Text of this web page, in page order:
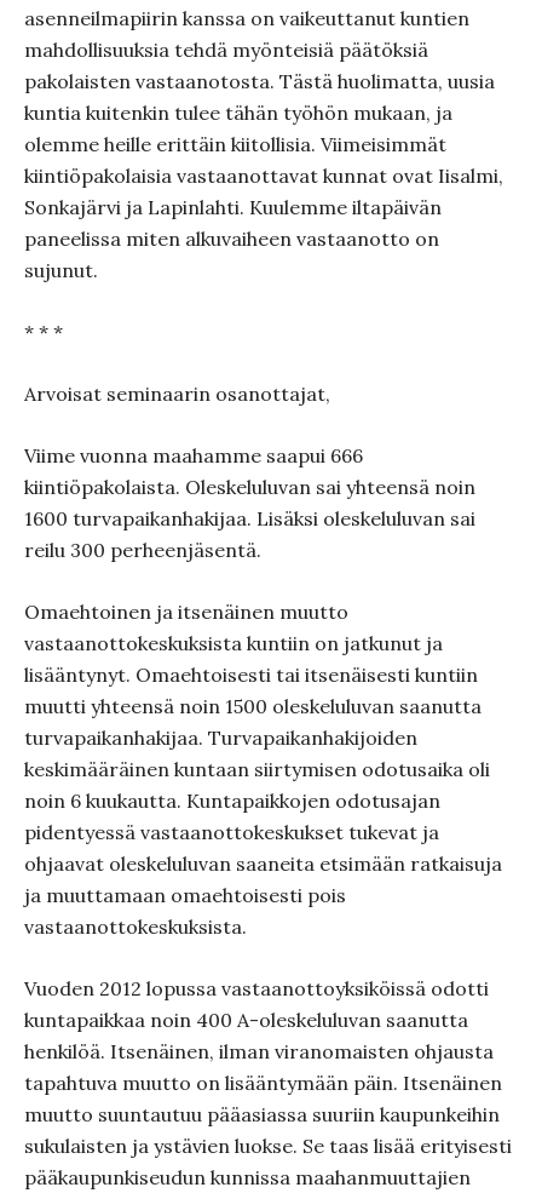
asenneilmapiirin kanssa on vaikeuttanut kuntien
mahdollisuuksia tehdä myönteisiä päätöksiä
pakolaisten vastaanotosta. Tästä huolimatta, uusia
kuntia kuitenkin tulee tähän työhön mukaan, ja
olemme heille erittäin kiitollisia. Viimeisimmät
kiintiöpakolaisia vastaanottavat kunnat ovat Iisalmi,
Sonkajärvi ja Lapinlahti. Kuulemme iltapäivän
paneelissa miten alkuvaiheen vastaanotto on
sujunut.
* * *
Arvoisat seminaarin osanottajat,
Viime vuonna maahamme saapui 666
kiintiöpakolaista. Oleskeluluvan sai yhteensä noin
1600 turvapaikanhakijaa. Lisäksi oleskeluluvan sai
reilu 300 perheenjäsentä.
Omaehtoinen ja itsenäinen muutto
vastaanottokeskuksista kuntiin on jatkunut ja
lisääntynyt. Omaehtoisesti tai itsenäisesti kuntiin
muutti yhteensä noin 1500 oleskeluluvan saanutta
turvapaikanhakijaa. Turvapaikanhakijoiden
keskimääräinen kuntaan siirtymisen odotusaika oli
noin 6 kuukautta. Kuntapaikkojen odotusajan
pidentyessä vastaanottokeskukset tukevat ja
ohjaavat oleskeluluvan saaneita etsimään ratkaisuja
ja muuttamaan omaehtoisesti pois
vastaanottokeskuksista.
Vuoden 2012 lopussa vastaanottoyksiköissä odotti
kuntapaikkaa noin 400 A-oleskeluluvan saanutta
henkilöä. Itsenäinen, ilman viranomaisten ohjausta
tapahtuva muutto on lisääntymään päin. Itsenäinen
muutto suuntautuu pääasiassa suuriin kaupunkeihin
sukulaisten ja ystävien luokse. Se taas lisää erityisesti
pääkaupunkiseudun kunnissa maahanmuuttajien